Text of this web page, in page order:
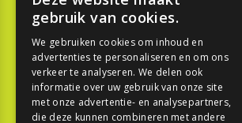
KOOPGIDS
TESTEN
SPORT
REPORTAGE
gebruik van cookies.
We gebruiken cookies om inhoud en
advertenties te personaliseren en om ons
verkeer te analyseren. We delen ook
informatie over uw gebruik van onze site
met onze advertentie- en analysepartners,
die deze kunnen combineren met andere